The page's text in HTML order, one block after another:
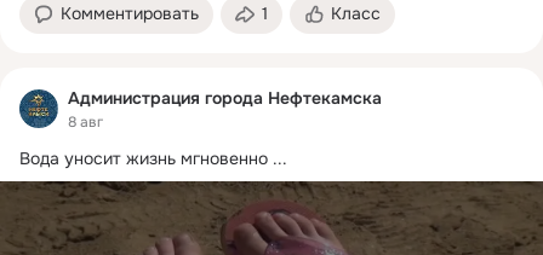
Комментировать 1 Класс
Администрация города Нефтекамска
8 авг
Вода уносит жизнь мгновенно ...